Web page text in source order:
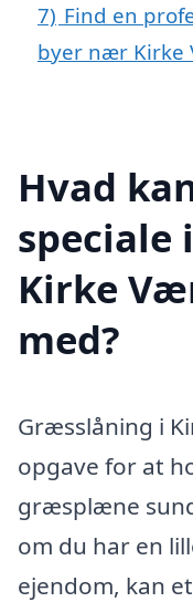
7) Find en
byer nær Kirke
Hvad
speciale
Kirke
med?
Græsslåning i
opgave for at
græsplæne
om du har en
ejendom, kan